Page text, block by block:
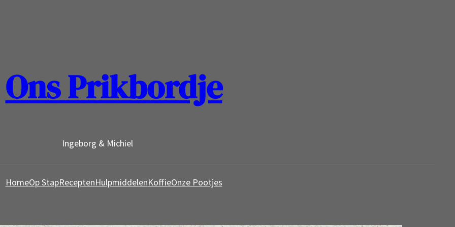
Ons Prikbordje
Ingeborg & Michiel
HomeOp StapReceptenHulpmiddelenKoffieOnze Pootjes